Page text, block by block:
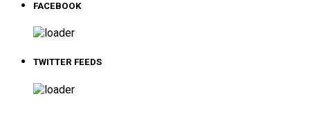
FACEBOOK
TWITTER FEEDS